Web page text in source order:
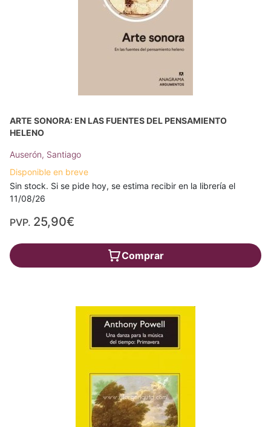
ARTE SONORA: EN LAS FUENTES DEL PENSAMIENTO
HELENO
Auserón, Santiago
Disponible en breve
Sin stock. Si se pide hoy, se estima recibir en la librería el
11/08/26
PVP. 25,90€
Comprar